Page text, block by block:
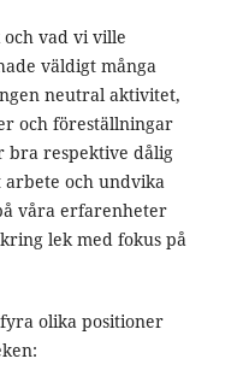
vad vi ville
väldigt många
neutral aktivitet,
och föreställningar
bra respektive dålig
och undvika
våra erfarenheter
lek med fokus på
olika positioner